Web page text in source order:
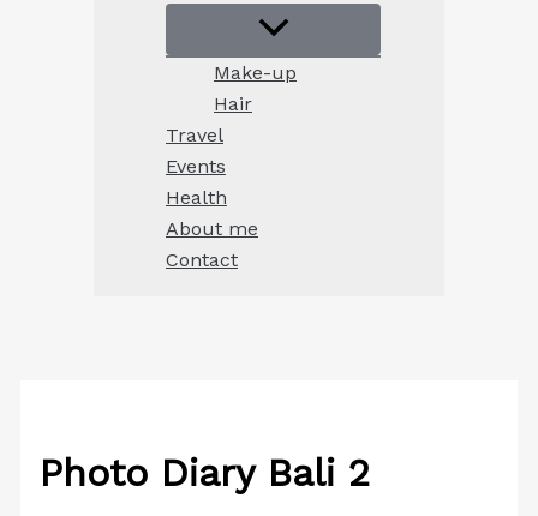
Make-up
Hair
Travel
Events
Health
About me
Contact
Photo Diary Bali 2